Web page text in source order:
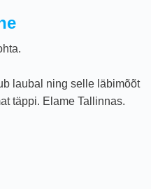
laubal ning selle läbimõõt
täppi. Elame Tallinnas.